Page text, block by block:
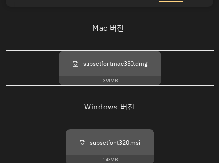
Mac 버전
subsetfontmac330.dmg
3.91MB
Windows 버전
subsetfont320.msi
1.43MB